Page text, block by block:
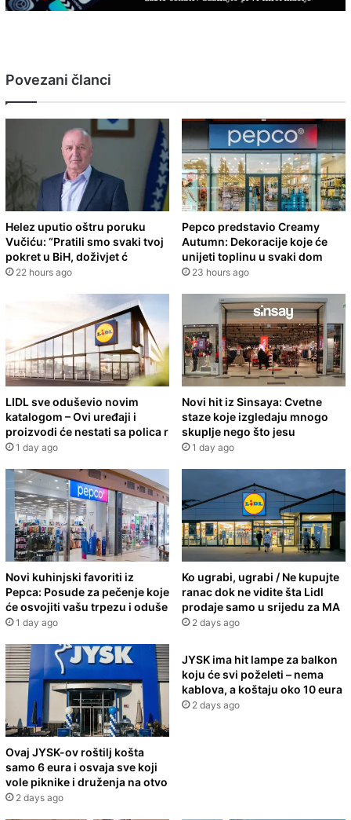
Povezani članci
Helez uputio oštru poruku
Vučiću: “Pratili smo svaki tvoj
pokret u BiH, doživjet ć
22 hours ago
Pepco predstavio Creamy
Autumn: Dekoracije koje će
unijeti toplinu u svaki dom
23 hours ago
LIDL sve oduševio novim
katalogom – Ovi uređaji i
proizvodi će nestati sa polica r
1 day ago
Novi hit iz Sinsaya: Cvetne
staze koje izgledaju mnogo
skuplje nego što jesu
1 day ago
Novi kuhinjski favoriti iz
Pepca: Posude za pečenje koje
će osvojiti vašu trpezu i oduše
1 day ago
Ko ugrabi, ugrabi / Ne kupujte
ranac dok ne vidite šta Lidl
prodaje samo u srijedu za MA
2 days ago
Ovaj JYSK-ov roštilj košta
samo 6 eura i osvaja sve koji
vole piknike i druženja na otvo
2 days ago
JYSK ima hit lampe za balkon
koju će svi poželeti – nema
kablova, a koštaju oko 10 eura
2 days ago